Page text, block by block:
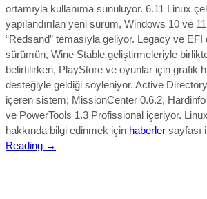
ortamıyla kullanıma sunuluyor. 6.11 Linux
yapılandırılan yeni sürüm, Windows 10 ve
“Redsand” temasıyla geliyor. Legacy ve EFI
sürümün, Wine Stable geliştirmeleriyle
belirtilirken, PlayStore ve oyunlar için grafik
desteğiyle geldiği söyleniyor. Active
içeren sistem; MissionCenter 0.6.2,
ve PowerTools 1.3 Profissional içeriyor.
hakkında bilgi edinmek için haberler sayfası
Reading →